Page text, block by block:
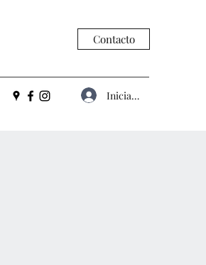
Contacto
Iniciar sesión